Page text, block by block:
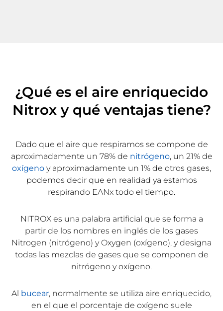
¿Qué es el aire enriquecido
Nitrox y qué ventajas tiene?
Dado que el aire que respiramos se compone de
aproximadamente un 78% de nitrógeno, un 21% de
oxígeno y aproximadamente un 1% de otros gases,
podemos decir que en realidad ya estamos
respirando EANx todo el tiempo.
NITROX es una palabra artificial que se forma a
partir de los nombres en inglés de los gases
Nitrogen (nitrógeno) y Oxygen (oxígeno), y designa
todas las mezclas de gases que se componen de
nitrógeno y oxígeno.
Al bucear, normalmente se utiliza aire enriquecido,
en el que el porcentaje de oxígeno suele